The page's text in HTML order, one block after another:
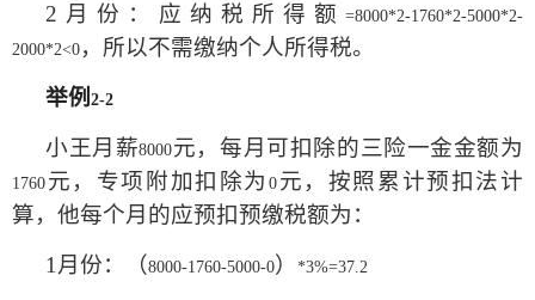
2 月份：应纳税所得额 =8000*2-1760*2-5000*2-
2000*2<0 ，所以不需缴纳个人所得税。
举例 2-2
小王月薪8000元，每月可扣除的三险一金金额为
1760 元，专项附加扣除为 0 元，按照累计预扣法计
算，他每个月的应预扣预缴税额为：
1 月份：（8000-1760-5000-0） *3%=37.2